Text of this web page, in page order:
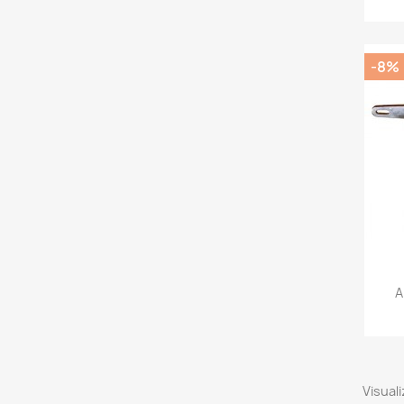
-8%